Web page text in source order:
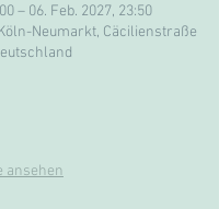
– 06. Feb. 2027, 23:50
Neumarkt, Cäcilienstraße
ansehen